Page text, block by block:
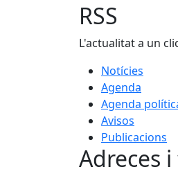
RSS
L'actualitat a un
Notícies
Agenda
Agenda
Avisos
Publicacions
Adreces